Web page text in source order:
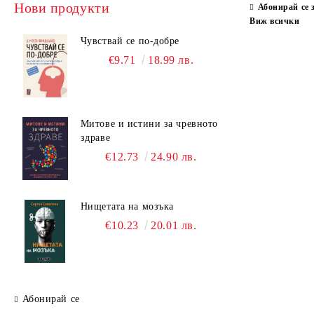
Нови продукти
Чувствай се по-добре
€9.71 18.99 лв.
Митове и истини за чревното
здраве
€12.73 24.90 лв.
Нищетата на мозъка
€10.23 20.01 лв.
Абонирай се
Абонирай се
Виж всички